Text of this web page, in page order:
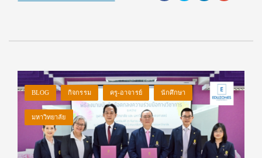
BLOG กิจกรรม ครู-อาจารย์ นักศึกษา
มหาวิทยาลัย